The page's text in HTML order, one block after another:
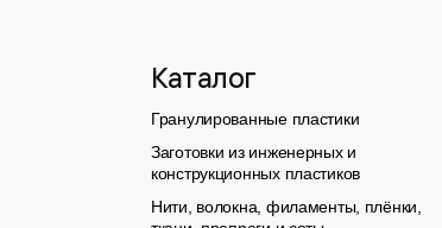
Каталог
Гранулированные пластики
Заготовки из инженерных и
конструкционных пластиков
Нити, волокна, филаменты, плёнки,